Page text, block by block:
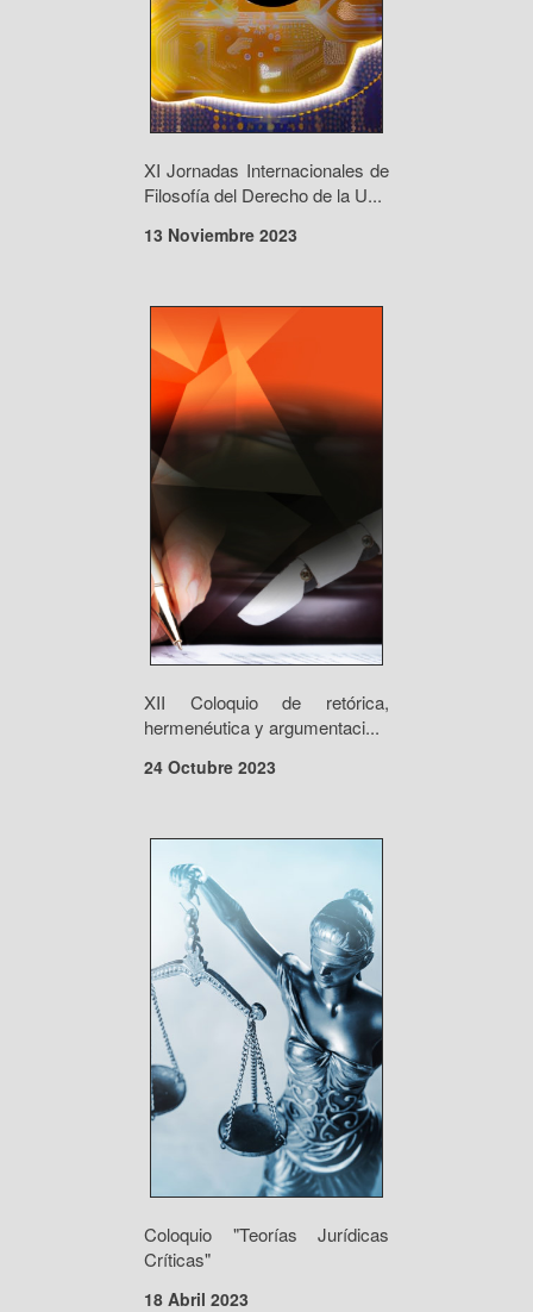
XI Jornadas Internacionales de
Filosofía del Derecho de la U...
13 Noviembre 2023
XII Coloquio de retórica,
hermenéutica y argumentaci...
24 Octubre 2023
Coloquio "Teorías Jurídicas
Críticas"
18 Abril 2023